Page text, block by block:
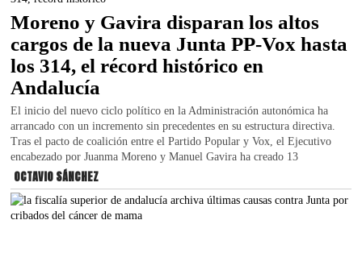
Moreno y Gavira disparan los altos
cargos de la nueva Junta PP-Vox hasta
los 314, el récord histórico en
Andalucía
El inicio del nuevo ciclo político en la Administración autonómica ha
arrancado con un incremento sin precedentes en su estructura directiva.
Tras el pacto de coalición entre el Partido Popular y Vox, el Ejecutivo
encabezado por Juanma Moreno y Manuel Gavira ha creado 13
OCTAVIO SÁNCHEZ